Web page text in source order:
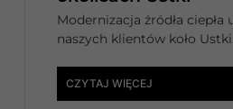
Modernizacja źródła ciepła
naszych klientów koło
CZYTAJ WIĘCEJ